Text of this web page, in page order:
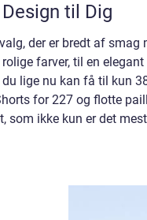
til Dig
der er bredt af
rolige farver, til en
du lige nu kan få til kun
for 227 og flotte
som ikke kun er det